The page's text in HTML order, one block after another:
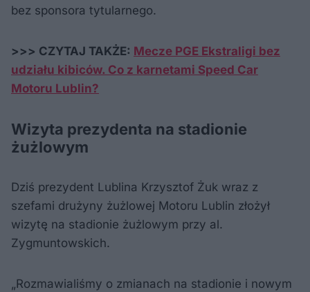
bez sponsora tytularnego.
>>> CZYTAJ TAKŻE: Mecze PGE Ekstraligi bez
udziału kibiców. Co z karnetami Speed Car
Motoru Lublin?
Wizyta prezydenta na stadionie
żużlowym
Dziś prezydent Lublina Krzysztof Żuk wraz z
szefami drużyny żużlowej Motoru Lublin złożył
wizytę na stadionie żużlowym przy al.
Zygmuntowskich.
„Rozmawialiśmy o zmianach na stadionie i nowym